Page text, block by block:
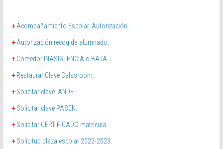
+ Acompañamiento Escolar. Autorización.
+ Autorización recogida alumnado.
+ Comedor INASISTENCIA o BAJA.
+ Restaurar Clave Calssroom.
+ Solicitar clave iANDE.
+ Solicitar clave PASEN.
+ Solicitar CERTIFICADO matrícula.
+ Solicitud plaza escolar 2022-2023.